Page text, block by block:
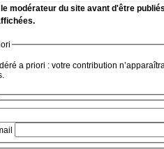
modérateur du site avant d'être
a priori : votre contribution